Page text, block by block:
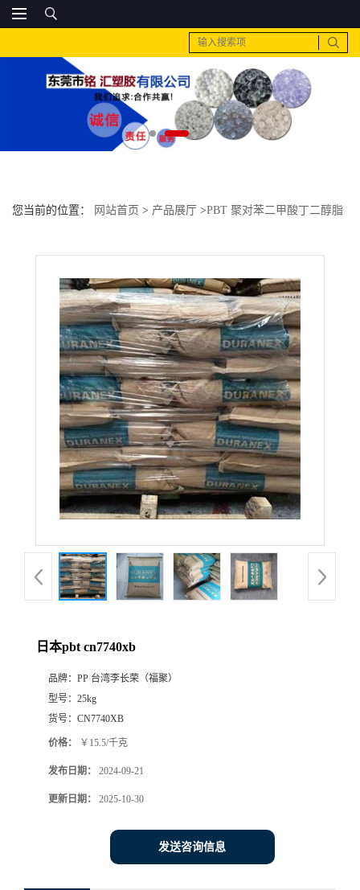
您当前的位置： 网站首页 > 产品展厅 >PBT 聚对苯二甲酸丁二醇脂
日本pbt cn7740xb
品牌： PP 台湾李长荣（福聚）
型号： 25kg
货号： CN7740XB
价格： ￥15.5/千克
发布日期： 2024-09-21
更新日期： 2025-10-30
发送咨询信息